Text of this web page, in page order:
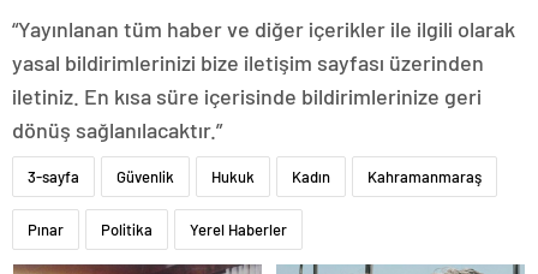
“Yayınlanan tüm haber ve diğer içerikler ile ilgili olarak
yasal bildirimlerinizi bize iletişim sayfası üzerinden
iletiniz. En kısa süre içerisinde bildirimlerinize geri
dönüş sağlanılacaktır.”
3-sayfa Güvenlik Hukuk Kadın Kahramanmaraş
Pınar Politika Yerel Haberler